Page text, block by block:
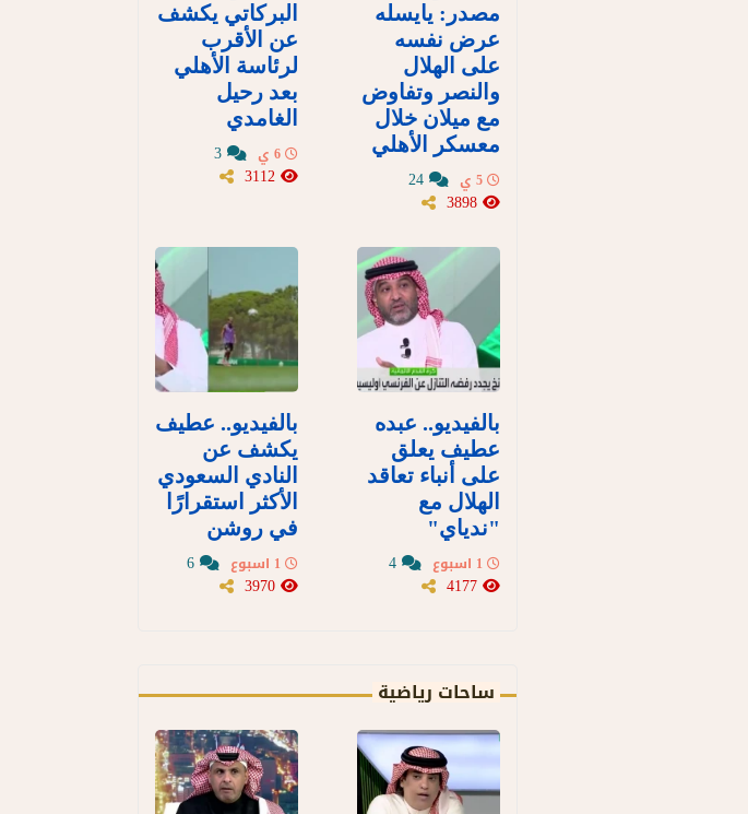
مصدر: يايسله
عرض نفسه
على الهلال
والنصر وتفاوض
مع ميلان خلال
معسكر الأهلي
البركاتي يكشف
عن الأقرب
لرئاسة الأهلي
بعد رحيل
الغامدي
بالفيديو.. عبده
عطيف يعلق
على أنباء تعاقد
الهلال مع
"ندياي"
بالفيديو.. عطيف
يكشف عن
النادي السعودي
الأكثر استقرارًا
في روشن
ساحات رياضية